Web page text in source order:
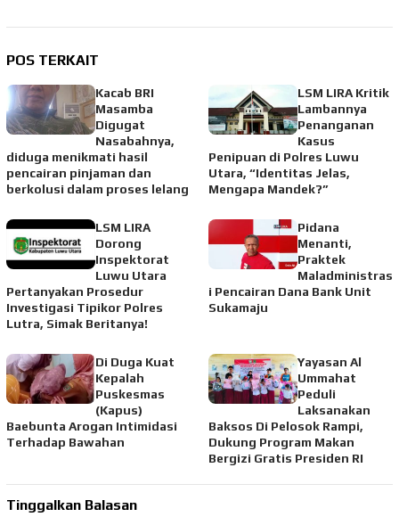
POS TERKAIT
Kacab BRI
Masamba
Digugat
Nasabahnya,
diduga menikmati hasil
pencairan pinjaman dan
berkolusi dalam proses lelang
LSM LIRA Kritik
Lambannya
Penanganan
Kasus
Penipuan di Polres Luwu
Utara, “Identitas Jelas,
Mengapa Mandek?”
LSM LIRA
Dorong
Inspektorat
Luwu Utara
Pertanyakan Prosedur
Investigasi Tipikor Polres
Lutra, Simak Beritanya!
Pidana
Menanti,
Praktek
Maladministras
i Pencairan Dana Bank Unit
Sukamaju
Di Duga Kuat
Kepalah
Puskesmas
(Kapus)
Baebunta Arogan Intimidasi
Terhadap Bawahan
Yayasan Al
Ummahat
Peduli
Laksanakan
Baksos Di Pelosok Rampi,
Dukung Program Makan
Bergizi Gratis Presiden RI
Tinggalkan Balasan